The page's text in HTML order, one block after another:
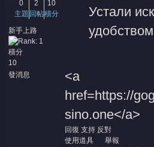
0
主題
2
回帖
10
積分
新手上路
積分
10
發消息
Устали
<a
href=https://
sino.one</a>
回復 支持 反對
使用道具
舉報